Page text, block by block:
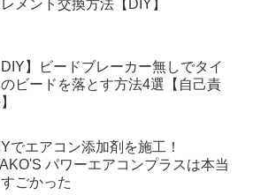
メント交換方法【DIY】
DIY】ビードブレーカー無しでタイ
ビードを落とす方法4選【自己責
でエアコン添加剤を施工！
パワーエアコンプラスは本当
ごかった